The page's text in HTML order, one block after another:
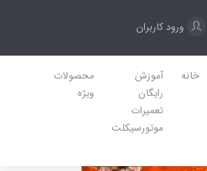
ورود کاربران
خانه
آموزش
رایگان
تعمیرات
موتورسیکلت
محصولات
ویژه